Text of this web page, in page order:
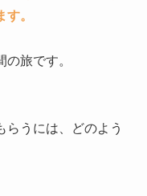
。
旅です。
らうには、どのよう